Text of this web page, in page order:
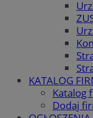
KATALOG
Katalog
Dodaj